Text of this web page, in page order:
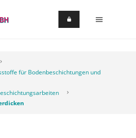
für Bodenbeschichtungen und